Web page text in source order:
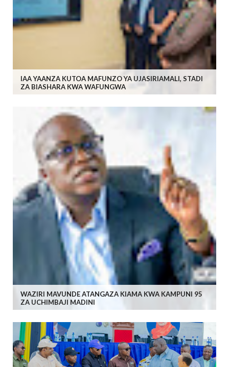
IAA YAANZA KUTOA MAFUNZO YA UJASIRIAMALI, STADI
ZA BIASHARA KWA WAFUNGWA
WAZIRI MAVUNDE ATANGAZA KIAMA KWA KAMPUNI 95
ZA UCHIMBAJI MADINI